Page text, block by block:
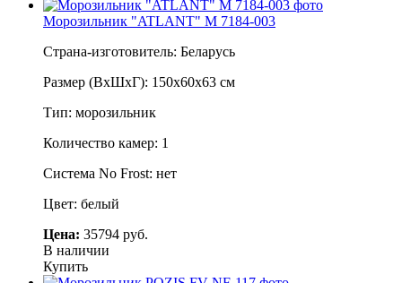
Морозильник "ATLANT" М 7184-003
Страна-изготовитель: Беларусь
Размер (ВхШхГ): 150х60х63 см
Тип: морозильник
Количество камер: 1
Система No Frost: нет
Цвет: белый
Цена: 35794 руб.
В наличии
Купить